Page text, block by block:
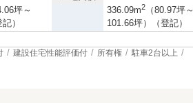
坪～
）
336.09m2
（80.97坪～
101.66坪）（登記）
建設住宅性能評価付 所有権
駐車2台以上